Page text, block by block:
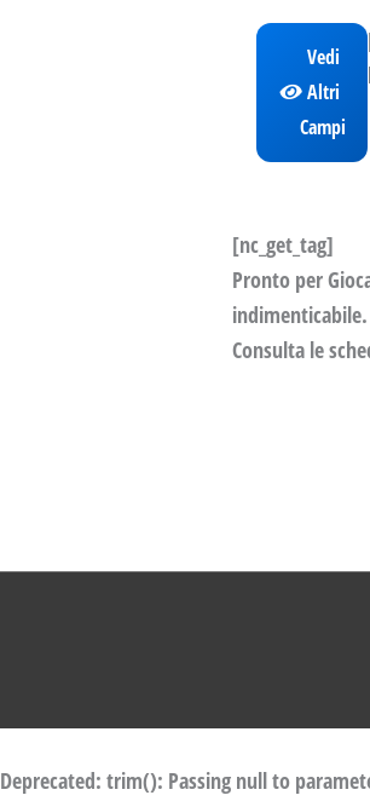
Vedi
Altri
Campi
[nc_get_tag]
Pronto per
Consulta le
Deprecated: trim(): Passing null to